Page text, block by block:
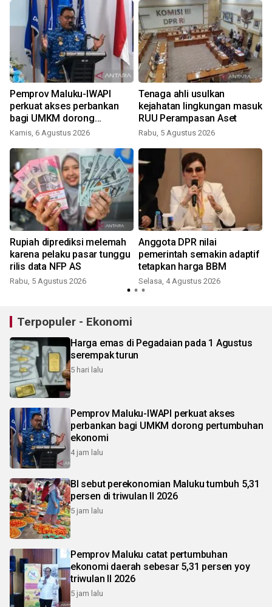
Pemprov Maluku-IWAPI
perkuat akses perbankan
bagi UMKM dorong
pertumbuhan ekonomi
Kamis, 6 Agustus 2026
Tenaga ahli usulkan
kejahatan lingkungan masuk
RUU Perampasan Aset
Rabu, 5 Agustus 2026
Rupiah diprediksi melemah
karena pelaku pasar tunggu
rilis data NFP AS
Rabu, 5 Agustus 2026
Anggota DPR nilai
pemerintah semakin adaptif
tetapkan harga BBM
Selasa, 4 Agustus 2026
Terpopuler - Ekonomi
Harga emas di Pegadaian pada 1 Agustus
serempak turun
5 hari lalu
Pemprov Maluku-IWAPI perkuat akses
perbankan bagi UMKM dorong pertumbuhan
ekonomi
4 jam lalu
BI sebut perekonomian Maluku tumbuh 5,31
persen di triwulan II 2026
5 jam lalu
Pemprov Maluku catat pertumbuhan
ekonomi daerah sebesar 5,31 persen yoy
triwulan II 2026
5 jam lalu